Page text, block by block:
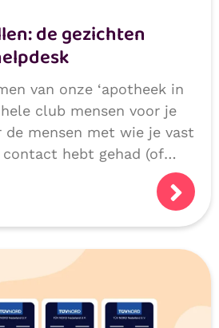
de gezichten
van onze ‘apotheek in
club mensen voor je
de mensen met wie je vast
contact hebt gehad (of